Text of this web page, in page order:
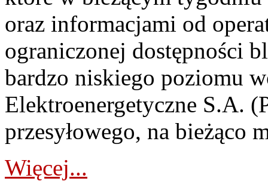
oraz informacjami od
ograniczonej dostępności
bardzo niskiego poziomu
Elektroenergetyczne S.A.
przesyłowego, na bieżąco
Więcej...